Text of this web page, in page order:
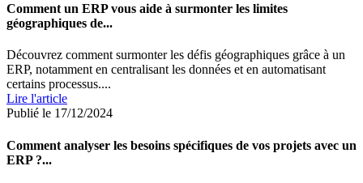
Comment un ERP vous aide à surmonter les limites
géographiques de...
Découvrez comment surmonter les défis géographiques grâce à un
ERP, notamment en centralisant les données et en automatisant
certains processus....
Lire l'article
Publié le 17/12/2024
Comment analyser les besoins spécifiques de vos projets avec un
ERP ?...